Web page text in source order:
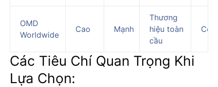
OMD
Worldwide
Cao Mạnh
Thương
hiệu toàn
cầu
Có
Các Tiêu Chí Quan Trọng Khi
Lựa Chọn: